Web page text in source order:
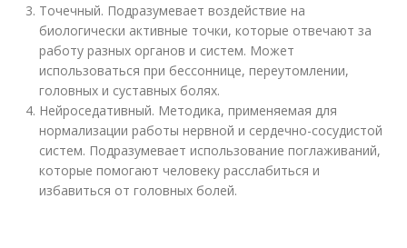
Точечный. Подразумевает воздействие на
биологически активные точки, которые отвечают за
работу разных органов и систем. Может
использоваться при бессоннице, переутомлении,
головных и суставных болях.
Нейроседативный. Методика, применяемая для
нормализации работы нервной и сердечно-сосудистой
систем. Подразумевает использование поглаживаний,
которые помогают человеку расслабиться и
избавиться от головных болей.